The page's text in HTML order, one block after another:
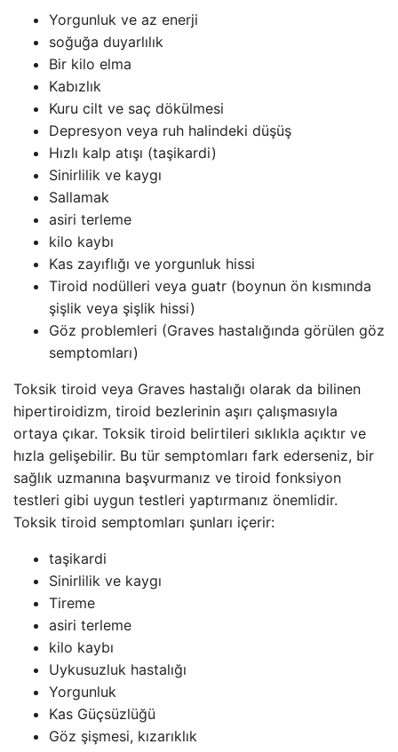
Yorgunluk ve az enerji
soğuğa duyarlılık
Bir kilo elma
Kabızlık
Kuru cilt ve saç dökülmesi
Depresyon veya ruh halindeki düşüş
Hızlı kalp atışı (taşikardi)
Sinirlilik ve kaygı
Sallamak
asiri terleme
kilo kaybı
Kas zayıflığı ve yorgunluk hissi
Tiroid nodülleri veya guatr (boynun ön kısmında
şişlik veya şişlik hissi)
Göz problemleri (Graves hastalığında görülen göz
semptomları)
Toksik tiroid veya Graves hastalığı olarak da bilinen
hipertiroidizm, tiroid bezlerinin aşırı çalışmasıyla
ortaya çıkar. Toksik tiroid belirtileri sıklıkla açıktır ve
hızla gelişebilir. Bu tür semptomları fark ederseniz, bir
sağlık uzmanına başvurmanız ve tiroid fonksiyon
testleri gibi uygun testleri yaptırmanız önemlidir.
Toksik tiroid semptomları şunları içerir:
taşikardi
Sinirlilik ve kaygı
Tireme
asiri terleme
kilo kaybı
Uykusuzluk hastalığı
Yorgunluk
Kas Güçsüzlüğü
Göz şişmesi, kızarıklık